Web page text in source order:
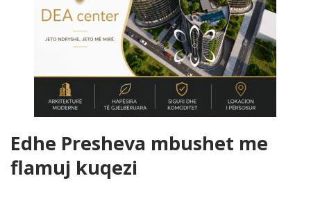
Edhe Presheva mbushet me
flamuj kuqezi